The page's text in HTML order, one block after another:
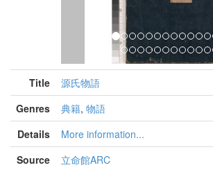
Title
源氏物語
Genres
典籍, 物語
Details
More information...
Source
立命館ARC